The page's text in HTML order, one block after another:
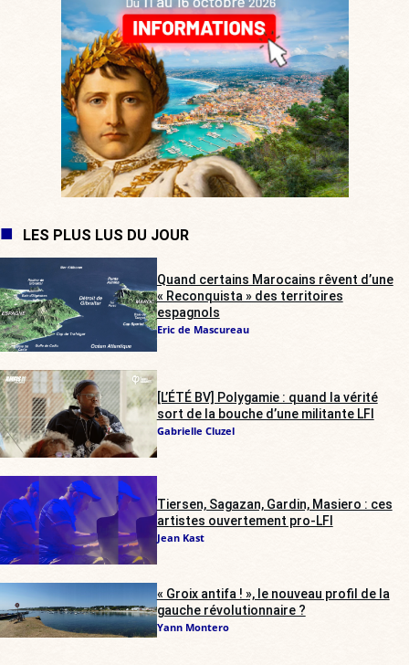
LES PLUS LUS DU JOUR
Quand certains Marocains rêvent d’une
« Reconquista » des territoires
espagnols
Eric de Mascureau
[L’ÉTÉ BV] Polygamie : quand la vérité
sort de la bouche d’une militante LFI
Gabrielle Cluzel
Tiersen, Sagazan, Gardin, Masiero : ces
artistes ouvertement pro-LFI
Jean Kast
« Groix antifa ! », le nouveau profil de la
gauche révolutionnaire ?
Yann Montero